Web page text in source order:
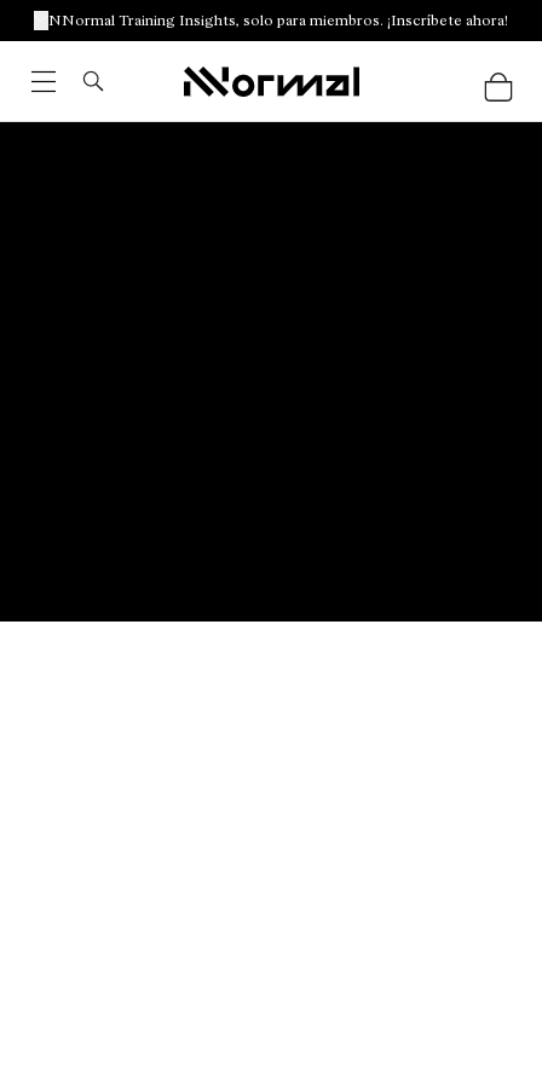
NNormal Training Insights, solo para miembros. ¡Inscríbete ahora!